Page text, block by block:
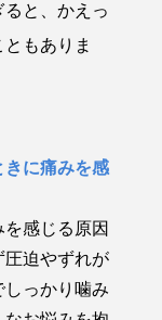
と、かえっ
もありま
きに痛みを感
を感じる原因
圧迫やずれが
っかり噛み